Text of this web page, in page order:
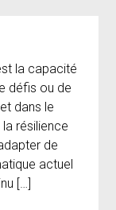
la capacité
défis ou de
dans le
résilience
de
actuel
[…]